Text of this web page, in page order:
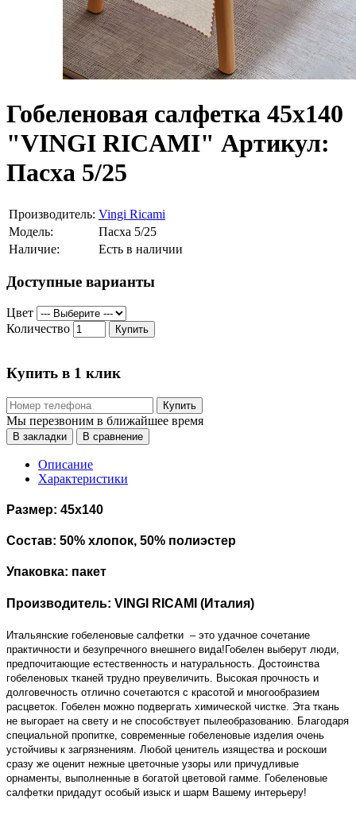
Гобеленовая салфетка 45х140
"VINGI RICAMI" Артикул:
Пасха 5/25
Производитель: Vingi Ricami
Модель:
Пасха 5/25
Наличие:
Есть в наличии
Доступные варианты
Цвет
Количество
Купить
Купить в 1 клик
Купить
Мы перезвоним в ближайшее время
В закладки В сравнение
Описание
Характеристики
Размер: 45х140
Состав: 50% хлопок, 50% полиэстер
Упаковка: пакет
Производитель: VINGI RICAMI (Италия)
Итальянские гобеленовые салфетки – это удачное сочетание
практичности и безупречного внешнего вида!Гобелен выберут люди,
предпочитающие естественность и натуральность. Достоинства
гобеленовых тканей трудно преувеличить. Высокая прочность и
долговечность отлично сочетаются с красотой и многообразием
расцветок. Гобелен можно подвергать химической чистке. Эта ткань
не выгорает на свету и не способствует пылеобразованию. Благодаря
специальной пропитке, современные гобеленовые изделия очень
устойчивы к загрязнениям. Любой ценитель изящества и роскоши
сразу же оценит нежные цветочные узоры или причудливые
орнаменты, выполненные в богатой цветовой гамме.
Гобеленовые
салфетки придадут особый изыск и шарм Вашему интерьеру!